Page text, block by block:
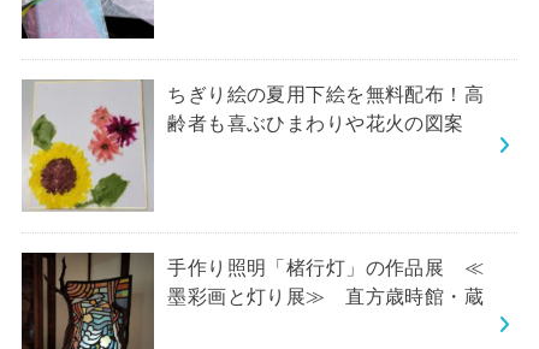
ちぎり絵の夏用下絵を無料配布！高
齢者も喜ぶひまわりや花火の図案
手作り照明「楮行灯」の作品展 ≪
墨彩画と灯り展≫ 直方歳時館・蔵